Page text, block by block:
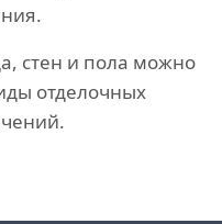
стен и пола можно
отделочных